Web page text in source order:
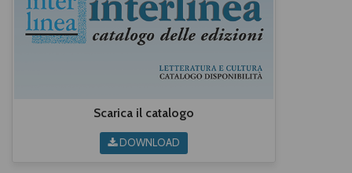
Scarica il catalogo
DOWNLOAD